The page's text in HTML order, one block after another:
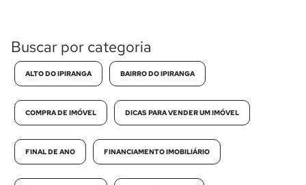
Buscar por categoria
ALTO DO IPIRANGA BAIRRO DO IPIRANGA
COMPRA DE IMÓVEL DICAS PARA VENDER UM IMÓVEL
FINAL DE ANO FINANCIAMENTO IMOBILIÁRIO